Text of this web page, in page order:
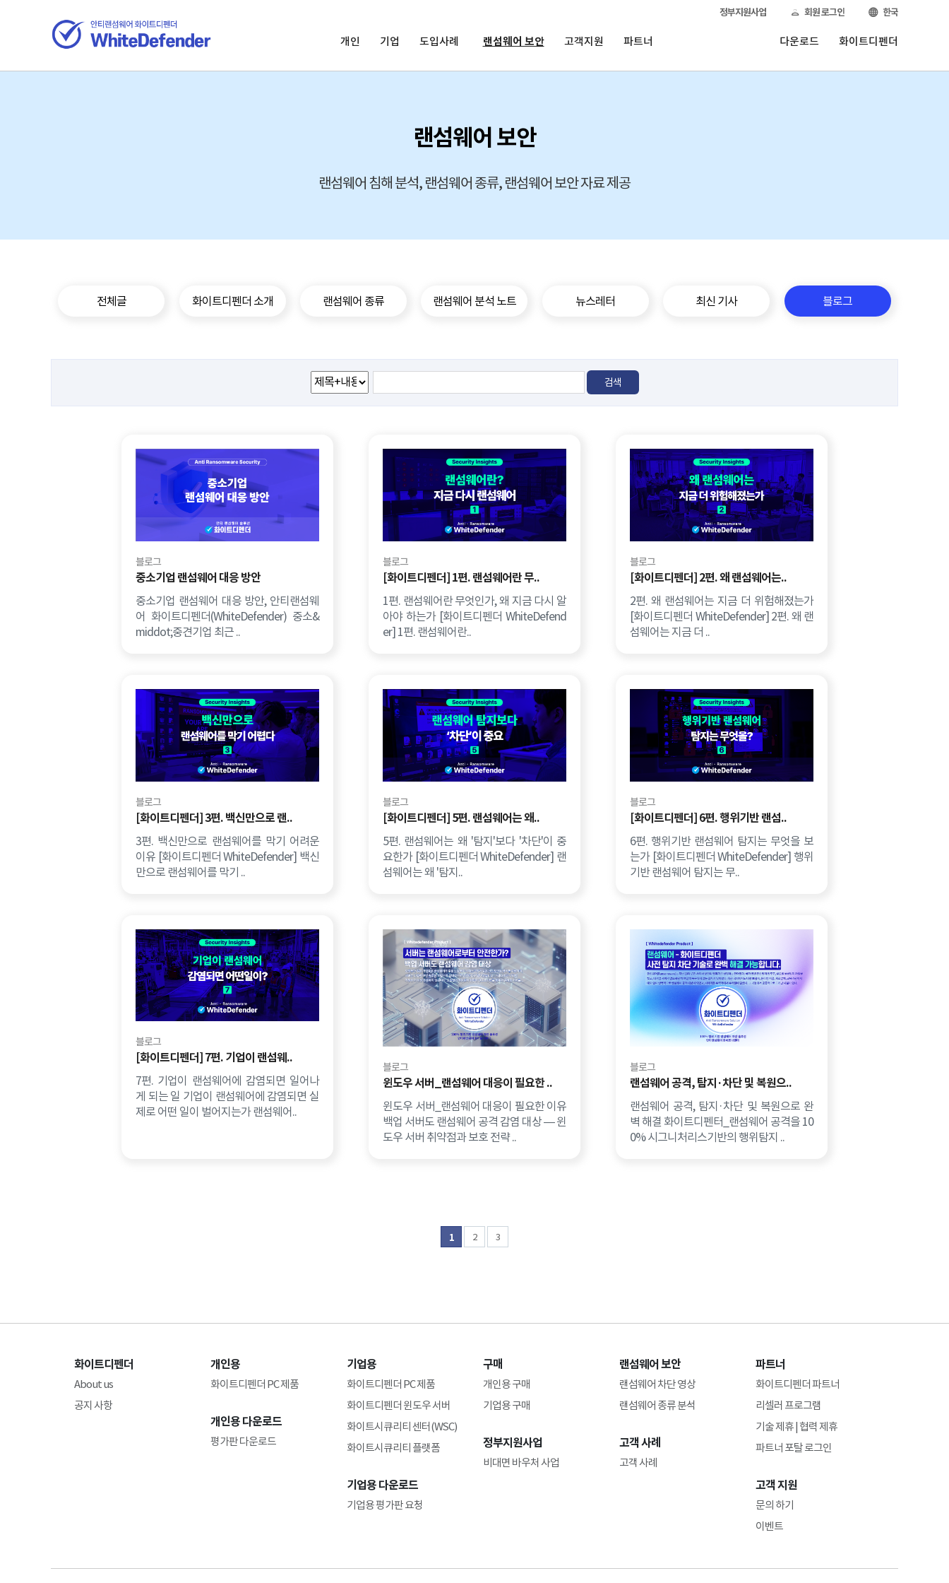
정부지원사업 회원 로그인 한국
개인 기업 도입사례 랜섬웨어 보안 고객지원 파트너 다운로드 화이트디펜더
랜섬웨어 보안
랜섬웨어 침해 분석, 랜섬웨어 종류, 랜섬웨어 보안 자료 제공
전체글 화이트디펜더 소개 랜섬웨어 종류 랜섬웨어 분석 노트 뉴스레터 최신 기사 블로그
블로그
중소기업 랜섬웨어 대응 방안
중소기업 랜섬웨어 대응 방안, 안티랜섬웨
어 화이트디펜더(WhiteDefender) 중소&
middot;중견기업 최근 ..
블로그
[화이트디펜더] 1편. 랜섬웨어란 무..
1편. 랜섬웨어란 무엇인가, 왜 지금 다시 알
아야 하는가 [화이트디펜더 WhiteDefend
er] 1편. 랜섬웨어란..
블로그
[화이트디펜더] 2편. 왜 랜섬웨어는..
2편. 왜 랜섬웨어는 지금 더 위험해졌는가
[화이트디펜더 WhiteDefender] 2편. 왜 랜
섬웨어는 지금 더 ..
블로그
[화이트디펜더] 3편. 백신만으로 랜..
3편. 백신만으로 랜섬웨어를 막기 어려운
이유 [화이트디펜더 WhiteDefender] 백신
만으로 랜섬웨어를 막기 ..
블로그
[화이트디펜더] 5편. 랜섬웨어는 왜..
5편. 랜섬웨어는 왜 '탐지'보다 '차단'이 중
요한가 [화이트디펜더 WhiteDefender] 랜
섬웨어는 왜 '탐지..
블로그
[화이트디펜더] 6편. 행위기반 랜섬..
6편. 행위기반 랜섬웨어 탐지는 무엇을 보
는가 [화이트디펜더 WhiteDefender] 행위
기반 랜섬웨어 탐지는 무..
블로그
[화이트디펜더] 7편. 기업이 랜섬웨..
7편. 기업이 랜섬웨어에 감염되면 일어나
게 되는 일 기업이 랜섬웨어에 감염되면 실
제로 어떤 일이 벌어지는가 랜섬웨어..
블로그
윈도우 서버_랜섬웨어 대응이 필요한 ..
윈도우 서버_랜섬웨어 대응이 필요한 이유
백업 서버도 랜섬웨어 공격 감염 대상 — 윈
도우 서버 취약점과 보호 전략 ..
블로그
랜섬웨어 공격, 탐지·차단 및 복원으..
랜섬웨어 공격, 탐지·차단 및 복원으로 완
벽 해결 화이트디펜터_랜섬웨어 공격을 10
0% 시그니처리스기반의 행위탐지 ..
1 2 3
화이트디펜더
About us
공지 사항
개인용
화이트디펜더 PC 제품
개인용 다운로드
평가판 다운로드
기업용
화이트디펜더 PC 제품
화이트디펜더 윈도우 서버
화이트시큐리티 센터(WSC)
화이트시큐리티 플랫폼
기업용 다운로드
기업용 평가판 요청
구매
개인용 구매
기업용 구매
정부지원사업
비대면 바우처 사업
랜섬웨어 보안
랜섬웨어 차단 영상
랜섬웨어 종류 분석
고객 사례
고객 사례
파트너
화이트디펜더 파트너
리셀러 프로그램
기술 제휴 | 협력 제휴
파트너 포탈 로그인
고객 지원
문의 하기
이벤트